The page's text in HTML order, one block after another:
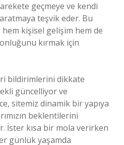
geçmeye ve kendi
teşvik eder. Bu
kişisel gelişim hem de
kırmak için
bildirimlerini dikkate
güncelliyor ve
sitemiz dinamik bir yapıya
beklentilerini
İster kısa bir mola verirken
günlük yaşamda